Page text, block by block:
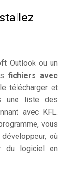
Outlook ou un
fichiers avec
télécharger et
une liste des
avec KFL.
vous
où
du logiciel en